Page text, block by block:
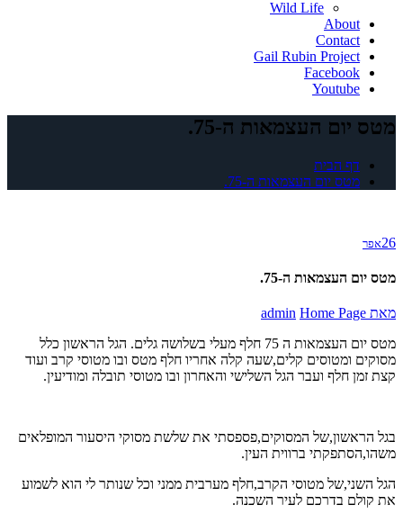
Wild Life
About
Contact
Gail Rubin Project
Facebook
Youtube
מטס יום העצמאות ה-75.
דף הבית
מטס יום העצמאות ה-75.
26אפר
מטס יום העצמאות ה-75.
מאת admin Home Page
מטס יום העצמאות ה 75 חלף מעלי בשלושה גלים. הגל הראשון כלל
מסוקים ומטוסים קלים,שעה קלה אחריו חלף מטס ובו מטוסי קרב ועוד
קצת זמן חלף ועבר הגל השלישי והאחרון ובו מטוסי תובלה ומודיעין.
בגל הראשון,של המסוקים,פספסתי את שלשת מסוקי היסעור המופלאים
משהו,הסתפקתי ברווית העין.
הגל השני,של מטוסי הקרב,חלף מערבית ממני וכל שנותר לי הוא לשמוע
את קולם בדרכם לעיר השכנה.